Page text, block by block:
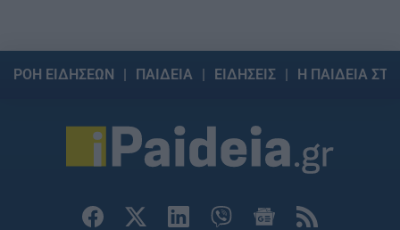
ΡΟΗ ΕΙΔΗΣΕΩΝ ΠΑΙΔΕΙΑ ΕΙΔΗΣΕΙΣ Η ΠΑΙΔΕΙΑ